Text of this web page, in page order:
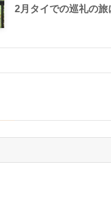
2月タイでの巡礼の旅